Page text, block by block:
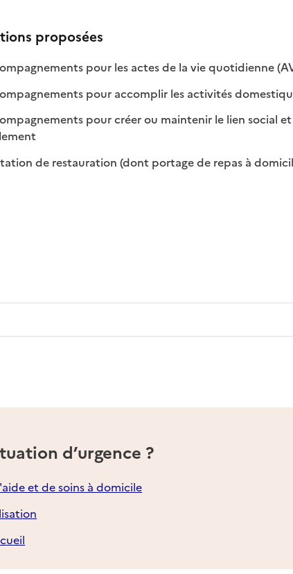
proposées
pour les actes de la vie quotidienne :
:
pour accomplir les activités
:
:
pour créer ou maintenir le lien social
: disponible
: non disponible
de restauration (dont portage de repas à
:
:
d’urgence ?
et de soins à domicile